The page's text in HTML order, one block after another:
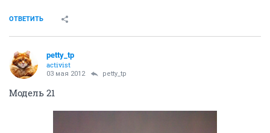
ОТВЕТИТЬ
petty_tp
activist
03 мая 2012 petty_tp
Модель 21